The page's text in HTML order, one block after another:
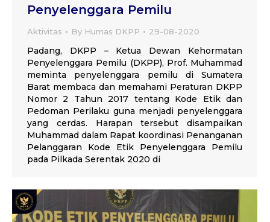
Penyelenggara Pemilu
Aktivitas By Humas DKPP 29-08-2020
Padang, DKPP – Ketua Dewan Kehormatan
Penyelenggara Pemilu (DKPP), Prof. Muhammad
meminta penyelenggara pemilu di Sumatera
Barat membaca dan memahami Peraturan DKPP
Nomor 2 Tahun 2017 tentang Kode Etik dan
Pedoman Perilaku guna menjadi penyelenggara
yang cerdas. Harapan tersebut disampaikan
Muhammad dalam Rapat koordinasi Penanganan
Pelanggaran Kode Etik Penyelenggara Pemilu
pada Pilkada Serentak 2020 di